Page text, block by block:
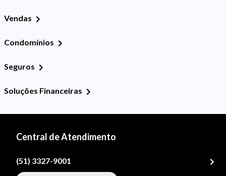
Vendas
Condomínios
Seguros
Soluções Financeiras
Central de Atendimento
(51) 3327-9001